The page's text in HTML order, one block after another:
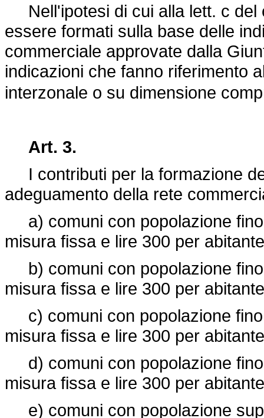
Nell'ipotesi di cui alla lett. c del
essere formati sulla base delle
commerciale approvate dalla
indicazioni che fanno riferimento
interzonale o su dimensione
Art. 3.
I contributi per la formazione
adeguamento della rete
a) comuni con popolazione
misura fissa e lire 300 per
b) comuni con popolazione
misura fissa e lire 300 per
c) comuni con popolazione fino
misura fissa e lire 300 per
d) comuni con popolazione
misura fissa e lire 300 per
e) comuni con popolazione